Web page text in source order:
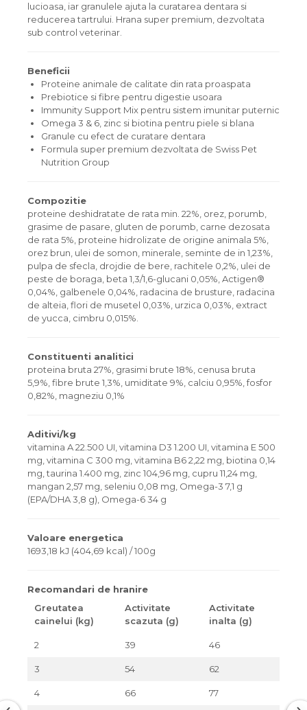
lucioasa, iar granulele ajuta la curatarea dentara si
reducerea tartrului. Hrana super premium, dezvoltata
sub control veterinar.
Beneficii
Proteine animale de calitate din rata proaspata
Prebiotice si fibre pentru digestie usoara
Immunity Support Mix pentru sistem imunitar puternic
Omega 3 & 6, zinc si biotina pentru piele si blana
Granule cu efect de curatare dentara
Formula super premium dezvoltata de Swiss Pet
Nutrition Group
Compozitie
proteine deshidratate de rata min. 22%, orez, porumb,
grasime de pasare, gluten de porumb, carne dezosata
de rata 5%, proteine hidrolizate de origine animala 5%,
orez brun, ulei de somon, minerale, seminte de in 1,23%,
pulpa de sfecla, drojdie de bere, rachitele 0,2%, ulei de
peste de boraga, beta 1,3/1,6-glucani 0,05%, Actigen®
0,04%, galbenele 0,04%, radacina de brusture, radacina
de alteia, flori de musetel 0,03%, urzica 0,03%, extract
de yucca, cimbru 0,015%.
Constituenti analitici
proteina bruta 27%, grasimi brute 18%, cenusa bruta
5,9%, fibre brute 1,3%, umiditate 9%, calciu 0,95%, fosfor
0,82%, magneziu 0,1%
Aditivi/kg
vitamina A 22.500 UI, vitamina D3 1.200 UI, vitamina E 500
mg, vitamina C 300 mg, vitamina B6 2,22 mg, biotina 0,14
mg, taurina 1.400 mg, zinc 104,96 mg, cupru 11,24 mg,
mangan 2,57 mg, seleniu 0,08 mg, Omega-3 7,1 g
(EPA/DHA 3,8 g), Omega-6 34 g
Valoare energetica
1693,18 kJ (404,69 kcal) / 100g
Recomandari de hranire
Greutatea
cainelui (kg)
Activitate
scazuta (g)
Activitate
inalta (g)
2 39 46
3 54 62
4 66 77